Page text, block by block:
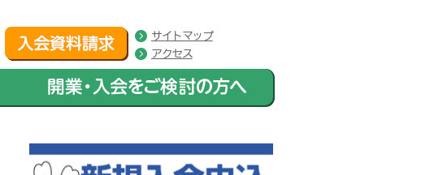
サイトマップ
アクセス